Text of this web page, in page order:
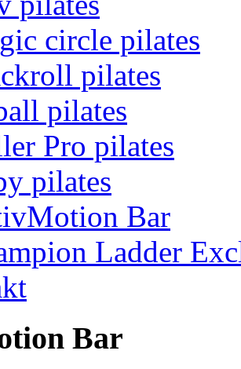
circle pilates
pilates
pilates
Pro pilates
pilates
Bar
Ladder
Bar